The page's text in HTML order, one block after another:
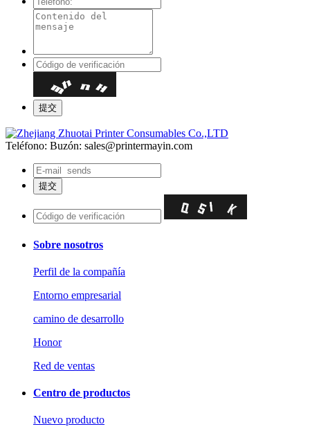
Teléfono: Buzón: sales@printermayin.com
Sobre nosotros
Perfil de la compañía
Entorno empresarial
camino de desarrollo
Honor
Red de ventas
Centro de productos
Nuevo producto